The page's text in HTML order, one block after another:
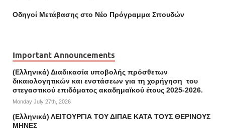
Οδηγοί Mετάβασης στο Νέο Πρόγραμμα Σπουδών
Important Announcements
(Ελληνικά) Διαδικασία υποβολής πρόσθετων
δικαιολογητικών και ενστάσεων για τη χορήγηση του
στεγαστικού επιδόματος ακαδημαϊκού έτους 2025-2026.
Monday July 27th, 2026
(Ελληνικά) ΛΕΙΤΟΥΡΓΙΑ ΤΟΥ ΔΙΠΑΕ ΚΑΤΑ ΤΟΥΣ ΘΕΡΙΝΟΥΣ
ΜΗΝΕΣ